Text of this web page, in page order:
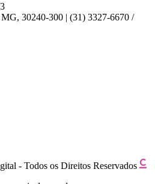
30240-300 | (31) 3327-6670 /
- Todos os Direitos Reservados